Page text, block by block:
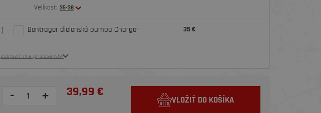
Velikost: 35-38
Bontrager dielenská pumpa Charger 35 €
Zobrazit více příslušenství
- + 39,99 €
VLOŽIŤ DO KOŠÍKA